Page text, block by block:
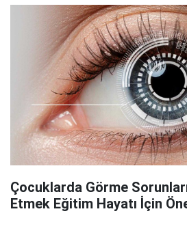
Çocuklarda Görme
Etmek Eğitim Hayatı İçin